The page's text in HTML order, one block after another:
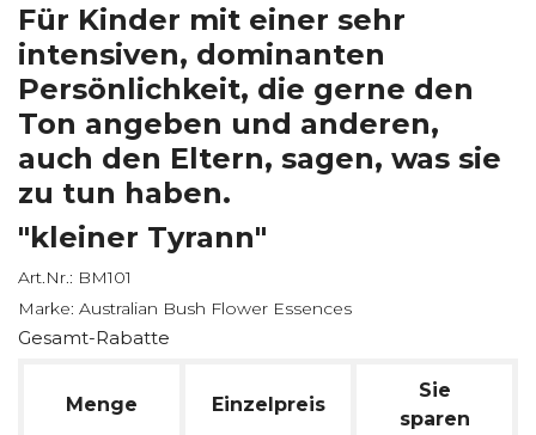
Für Kinder mit einer sehr
intensiven, dominanten
Persönlichkeit, die gerne den
Ton angeben und anderen,
auch den Eltern, sagen, was sie
zu tun haben.
"kleiner Tyrann"
Art.Nr.: BM101
Marke: Australian Bush Flower Essences
Gesamt-Rabatte
Menge Einzelpreis
Sie
sparen